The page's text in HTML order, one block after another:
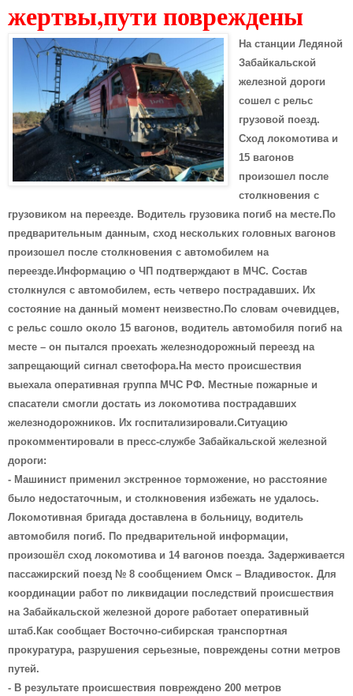
жертвы,пути повреждены
На станции Ледяной
Забайкальской
железной дороги
сошел с рельс
грузовой поезд.
Сход локомотива и
15 вагонов
произошел после
столкновения с
грузовиком на переезде. Водитель грузовика погиб на месте.По
предварительным данным, сход нескольких головных вагонов
произошел после столкновения с автомобилем на
переезде.Информацию о ЧП подтверждают в МЧС. Состав
столкнулся с автомобилем, есть четверо пострадавших. Их
состояние на данный момент неизвестно.По словам очевидцев,
с рельс сошло около 15 вагонов, водитель автомобиля погиб на
месте – он пытался проехать железнодорожный переезд на
запрещающий сигнал светофора.На место происшествия
выехала оперативная группа МЧС РФ. Местные пожарные и
спасатели смогли достать из локомотива пострадавших
железнодорожников. Их госпитализировали.Ситуацию
прокомментировали в пресс-службе Забайкальской железной
дороги:
- Машинист применил экстренное торможение, но расстояние
было недостаточным, и столкновения избежать не удалось.
Локомотивная бригада доставлена в больницу, водитель
автомобиля погиб. По предварительной информации,
произошёл сход локомотива и 14 вагонов поезда. Задерживается
пассажирский поезд № 8 сообщением Омск – Владивосток. Для
координации работ по ликвидации последствий происшествия
на Забайкальской железной дороге работает оперативный
штаб.Как сообщает Восточно-сибирская транспортная
прокуратура, разрушения серьезные, повреждены сотни метров
путей.
- В результате происшествия повреждено 200 метров